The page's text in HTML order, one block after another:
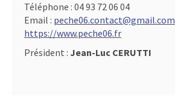
Téléphone : 04 93 72 06 04
Email : peche06.contact@gmail.com
https://www.peche06.fr
Président : Jean-Luc CERUTTI